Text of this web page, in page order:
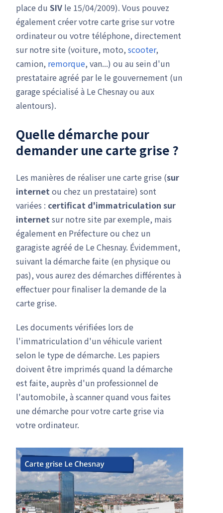
place du SIV le 15/04/2009). Vous pouvez
également créer votre carte grise sur votre
ordinateur ou votre téléphone, directement
sur notre site (voiture, moto, scooter,
camion, remorque, van...) ou au sein d'un
prestataire agréé par le le gouvernement (un
garage spécialisé à Le Chesnay ou aux
alentours).
Quelle démarche pour
demander une carte grise ?
Les manières de réaliser une carte grise (sur
internetou chez un prestataire) sont
variées : certificat d'immatriculation sur
internetsur notre site par exemple, mais
également en Préfecture ou chez un
garagiste agréé de Le Chesnay. Évidemment,
suivant la démarche faite (en physique ou
pas), vous aurez des démarches différentes à
effectuer pour finaliser la demande de la
carte grise.
Les documents vérifiées lors de
l'immatriculation d'un véhicule varient
selon le type de démarche. Les papiers
doivent être imprimés quand la démarche
est faite, auprès d'un professionnel de
l'automobile, à scanner quand vous faites
une démarche pour votre carte grise via
votre ordinateur.